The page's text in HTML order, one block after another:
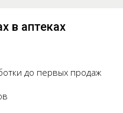
в аптеках
до первых продаж